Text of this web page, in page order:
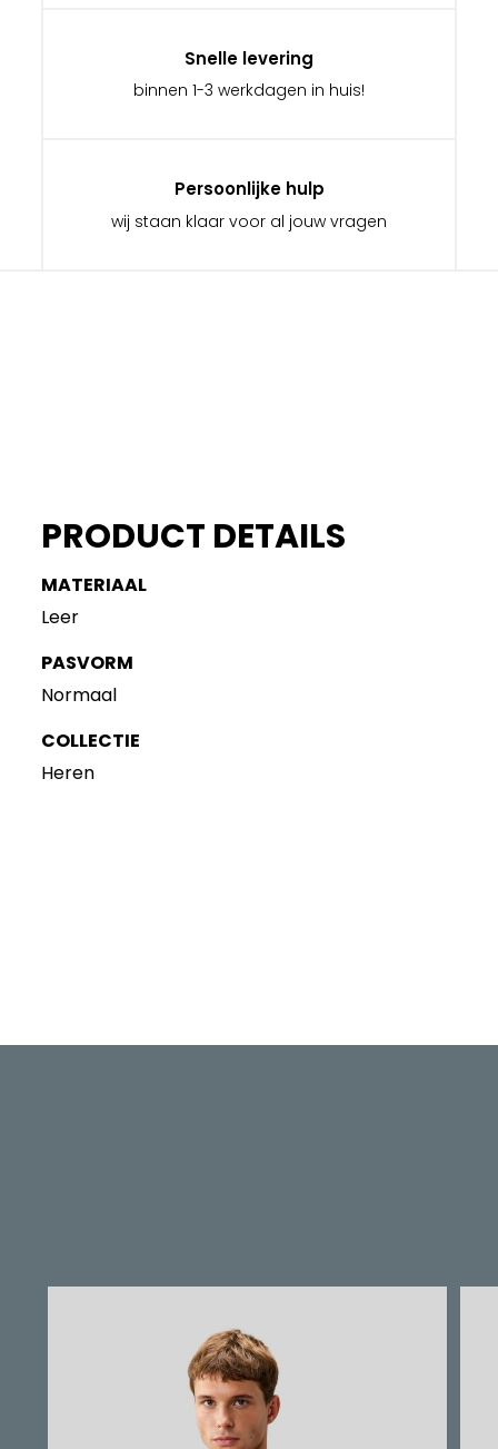
Snelle levering
binnen 1-3 werkdagen in huis!
Persoonlijke hulp
wij staan klaar voor al jouw vragen
PRODUCT DETAILS
MATERIAAL
Leer
PASVORM
Normaal
COLLECTIE
Heren